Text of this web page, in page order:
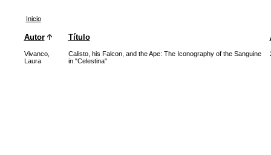
Inicio
Autor Título
Vivanco,
Laura
Calisto, his Falcon, and the Ape: The Iconography of the Sanguine
in "Celestina"